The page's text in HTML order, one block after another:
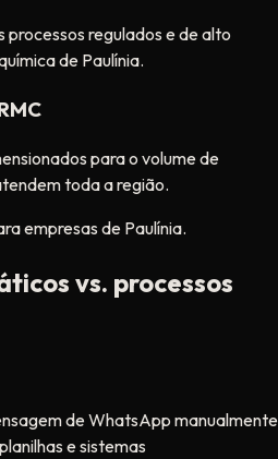
regulados e de alto
de Paulínia.
para o volume de
toda a região.
empresas de Paulínia.
vs. processos
de WhatsApp manualmente
e sistemas